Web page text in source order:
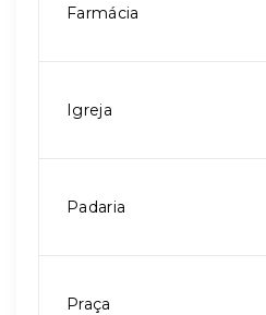
Farmácia
Igreja
Padaria
Praça